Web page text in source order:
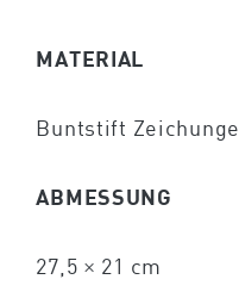
MATERIAL
Buntstift
ABMESSUNG
27,5 × 21 cm